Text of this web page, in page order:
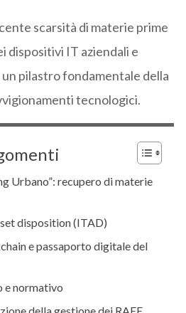
scarsità di materie prime
dispositivi IT aziendali e
pilastro fondamentale della
tecnologici.
Urbano”: recupero di materie
disposition (ITAD)
e passaporto digitale del
e normativo